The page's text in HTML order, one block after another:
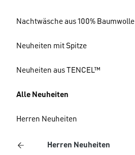
Nachtwäsche aus 100% Baumwolle
Neuheiten mit Spitze
Neuheiten aus TENCEL™
Alle Neuheiten
Herren Neuheiten
Herren Neuheiten